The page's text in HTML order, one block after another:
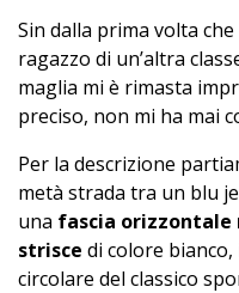
Sin dalla prima volta
ragazzo di un’altra
maglia mi è rimasta
preciso, non mi ha mai
Per la descrizione
metà strada tra un blu
una fascia
strisce di colore
circolare del classico